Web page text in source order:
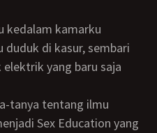
duduk di kasur, sembari
yang baru saja
Sex Education yang